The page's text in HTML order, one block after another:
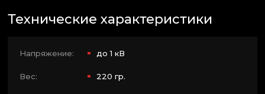
Технические характеристики
Напряжение: до 1 кВ
Вес: 220 гр.